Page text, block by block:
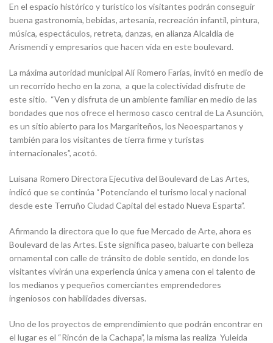
En el espacio histórico y turístico los visitantes podrán conseguir
buena gastronomía, bebidas, artesanía, recreación infantil, pintura,
música, espectáculos, retreta, danzas, en alianza Alcaldia de
Arismendi y empresarios que hacen vida en este boulevard.
La máxima autoridad municipal Alí Romero Farías, invitó en medio de
un recorrido hecho en la zona, a que la colectividad disfrute de
este sitio. “Ven y disfruta de un ambiente familiar en medio de las
bondades que nos ofrece el hermoso casco central de La Asunción,
es un sitio abierto para los Margariteños, los Neoespartanos y
también para los visitantes de tierra firme y turistas
internacionales”, acotó.
Luisana Romero Directora Ejecutiva del Boulevard de Las Artes,
indicó que se continúa “Potenciando el turismo local y nacional
desde este Terruño Ciudad Capital del estado Nueva Esparta”.
Afirmando la directora que lo que fue Mercado de Arte, ahora es
Boulevard de las Artes. Este significa paseo, baluarte con belleza
ornamental con calle de tránsito de doble sentido, en donde los
visitantes vivirán una experiencia única y amena con el talento de
los medianos y pequeños comerciantes emprendedores
ingeniosos con habilidades diversas.
Uno de los proyectos de emprendimiento que podrán encontrar en
el lugar es el “Rincón de la Cachapa”, la misma las realiza Yuleida